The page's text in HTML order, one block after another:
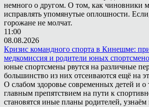
немного о другом. О том, как чиновники
исправлять упомянутые оплошности.
горожане не молчат.
11:00
08.08.2026
Кризис командного спорта в Кинешме:
медкомиссия и родители юных
юные спортсмены рвутся на различные
большинство из них отсеиваются ещё на
О слабом здоровье современных детей и
главным препятствием на пути к
становятся иные планы родителей,